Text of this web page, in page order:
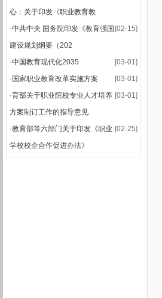
心：关于印发《职业教育教
[02-15]
·中共中央 国务院印发《教育强国
建设规划纲要（202
[03-01]
·中国教育现代化2035
[03-01]
· 国家职业教育改革实施方案
[03-01]
·育部关于职业院校专业人才培养
方案制订工作的指导意见
[02-25]
·教育部等六部门关于印发《职业
学校校企合作促进办法》